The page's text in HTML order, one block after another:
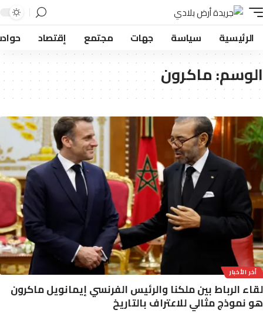
سياسة جهات مجتمع إقتصاد حوادث
ماكرون
الأخبار
الرباط بين ملكنا والرئيس الفرنسي إيمانويل ماكرون
مثالي للاعتراف بالتاريخ